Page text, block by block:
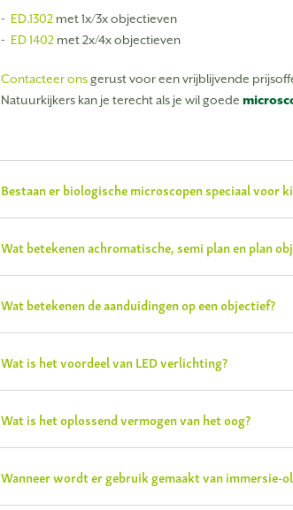
- ED.1302met 1x/3x objectieven
- ED 1402met 2x/4x objectieven
Contacteer onsgerust voor een vrijblijvende
Natuurkijkers kan je terecht als je wil goede
Bestaan er biologische microscopen speciaal voor
Wat betekenen achromatische, semi plan en plan
Wat betekenen de aanduidingen op een objectief?
Wat is het voordeel van LED verlichting?
Wat is het oplossend vermogen van het oog?
Wanneer wordt er gebruik gemaakt van immersie-